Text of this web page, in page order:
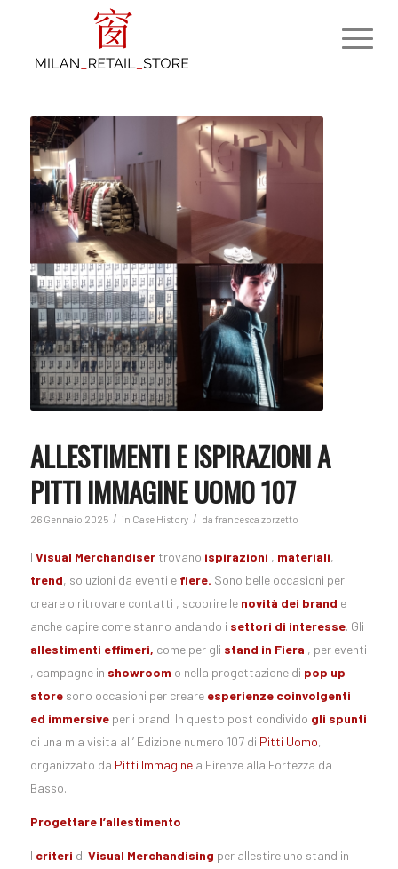
ALLESTIMENTI E ISPIRAZIONI A
PITTI IMMAGINE UOMO 107
26 Gennaio 2025 / in Case History / da francesca zorzetto
I Visual Merchandisertrovano ispirazioni , materiali,
trend, soluzioni da eventi efiere. Sono belle occasioni per
creare o ritrovare contatti , scoprire le novità dei brand e
anche capire come stanno andando i settori di interesse. Gli
allestimenti effimeri, come per gli stand in Fiera , per eventi
, campagne in showroom o nella progettazione di pop up
storesono occasioni per creare esperienze coinvolgenti
ed immersiveper i brand. In questo post condivido gli spunti
di una mia visita all’ Edizione numero 107 di Pitti Uomo,
organizzato da Pitti Immaginea Firenze alla Fortezza da
Basso.
Progettare l’allestimento
I criteri di Visual Merchandising per allestire uno stand in